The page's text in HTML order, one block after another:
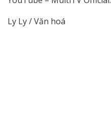
Ly Ly / Văn hoá